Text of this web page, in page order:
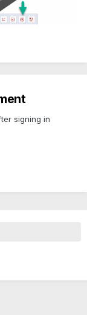
signing in